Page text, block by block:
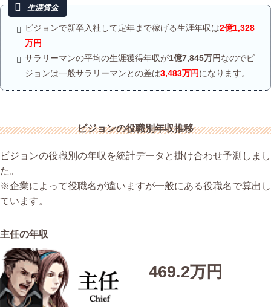
ビジョンで新卒入社して定年まで稼げる生涯年収は2億1,328
万円
サラリーマンの平均の生涯獲得年収が1億7,845万円なのでビ
ジョンは一般サラリーマンとの差は3,483万円になります。
ビジョンの役職別年収推移
ビジョンの役職別の年収を統計データと掛け合わせ予測しまし
た。
※企業によって役職名が違いますが一般にある役職名で算出し
ています。
主任の年収
469.2万円